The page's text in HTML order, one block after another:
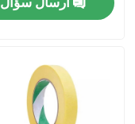
صفحه اصلی